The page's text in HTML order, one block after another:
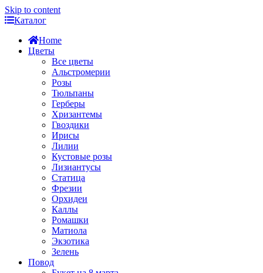
Skip to content
Каталог
Home
Цветы
Все цветы
Альстромерии
Розы
Тюльпаны
Герберы
Хризантемы
Гвоздики
Ирисы
Лилии
Кустовые розы
Лизиантусы
Статица
Фрезии
Орхидеи
Каллы
Ромашки
Матиола
Экзотика
Зелень
Повод